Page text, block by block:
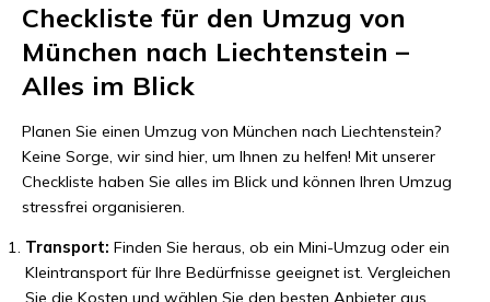
Checkliste für den Umzug von
München nach Liechtenstein –
Alles im Blick
Planen Sie einen Umzug von München nach Liechtenstein?
Keine Sorge, wir sind hier, um Ihnen zu helfen! Mit unserer
Checkliste haben Sie alles im Blick und können Ihren Umzug
stressfrei organisieren.
Transport: Finden Sie heraus, ob ein Mini-Umzug oder ein
Kleintransport für Ihre Bedürfnisse geeignet ist. Vergleichen
Sie die Kosten und wählen Sie den besten Anbieter aus.